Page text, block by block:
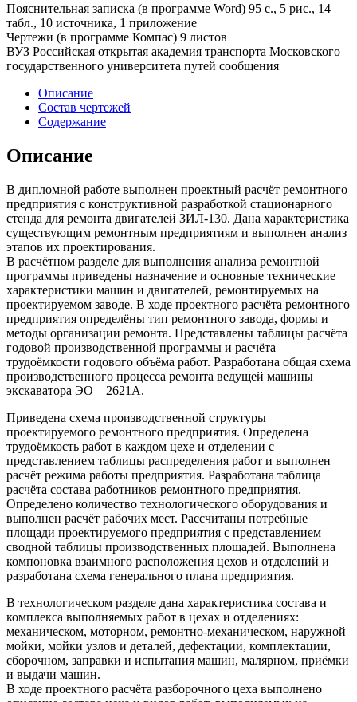
Пояснительная записка (в программе Word) 95 с., 5 рис., 14
табл., 10 источника, 1 приложение
Чертежи (в программе Компас) 9 листов
ВУЗ Российская открытая академия транспорта Московского
государственного университета путей сообщения
Описание
Состав чертежей
Содержание
Описание
В дипломной работе выполнен проектный расчёт ремонтного
предприятия с конструктивной разработкой стационарного
стенда для ремонта двигателей ЗИЛ-130. Дана характеристика
существующим ремонтным предприятиям и выполнен анализ
этапов их проектирования.
В расчётном разделе для выполнения анализа ремонтной
программы приведены назначение и основные технические
характеристики машин и двигателей, ремонтируемых на
проектируемом заводе. В ходе проектного расчёта ремонтного
предприятия определёны тип ремонтного завода, формы и
методы организации ремонта. Представлены таблицы расчёта
годовой производственной программы и расчёта
трудоёмкости годового объёма работ. Разработана общая схема
производственного процесса ремонта ведущей машины
экскаватора ЭО – 2621А.
Приведена схема производственной структуры
проектируемого ремонтного предприятия. Определена
трудоёмкость работ в каждом цехе и отделении с
представлением таблицы распределения работ и выполнен
расчёт режима работы предприятия. Разработана таблица
расчёта состава работников ремонтного предприятия.
Определено количество технологического оборудования и
выполнен расчёт рабочих мест. Рассчитаны потребные
площади проектируемого предприятия с представлением
сводной таблицы производственных площадей. Выполнена
компоновка взаимного расположения цехов и отделений и
разработана схема генерального плана предприятия.
В технологическом разделе дана характеристика состава и
комплекса выполняемых работ в цехах и отделениях:
механическом, моторном, ремонтно-механическом, наружной
мойки, мойки узлов и деталей, дефектации, комплектации,
сборочном, заправки и испытания машин, малярном, приёмки
и выдачи машин.
В ходе проектного расчёта разборочного цеха выполнено